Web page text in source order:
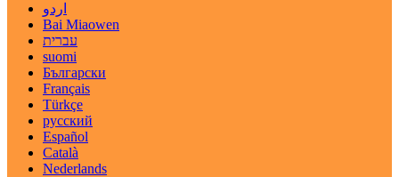
اردو
Bai Miaowen
עברית
suomi
Български
Français
Türkçe
русский
Español
Català
Nederlands